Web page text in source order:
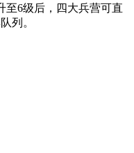
至6级后，四大兵营可直
列。